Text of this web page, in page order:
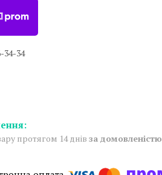
34-34
протягом 14 днів за домовленістю